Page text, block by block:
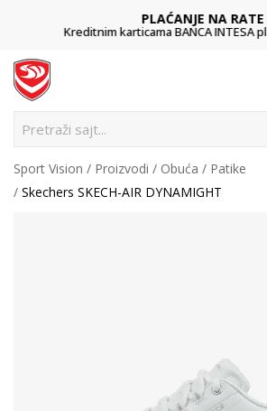
PLAĆANJE NA RATE
Kreditnim karticama BANCA INTESA
Pretraži sajt...
Sport Vision Proizvodi Obuća
Patike
Skechers SKECH-AIR DYNAMIGHT